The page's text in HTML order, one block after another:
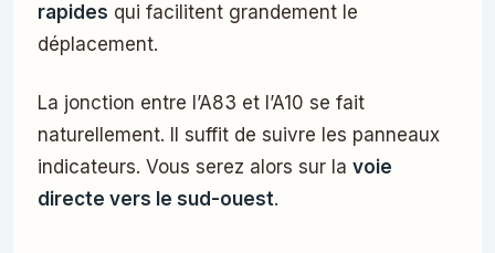
rapides qui facilitent grandement le
déplacement.
La jonction entre l’A83 et l’A10 se fait
naturellement. Il suffit de suivre les panneaux
indicateurs. Vous serez alors sur la voie
directe vers le sud-ouest.